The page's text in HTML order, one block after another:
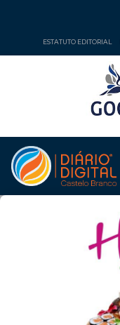
ESTATUTO EDITORIAL